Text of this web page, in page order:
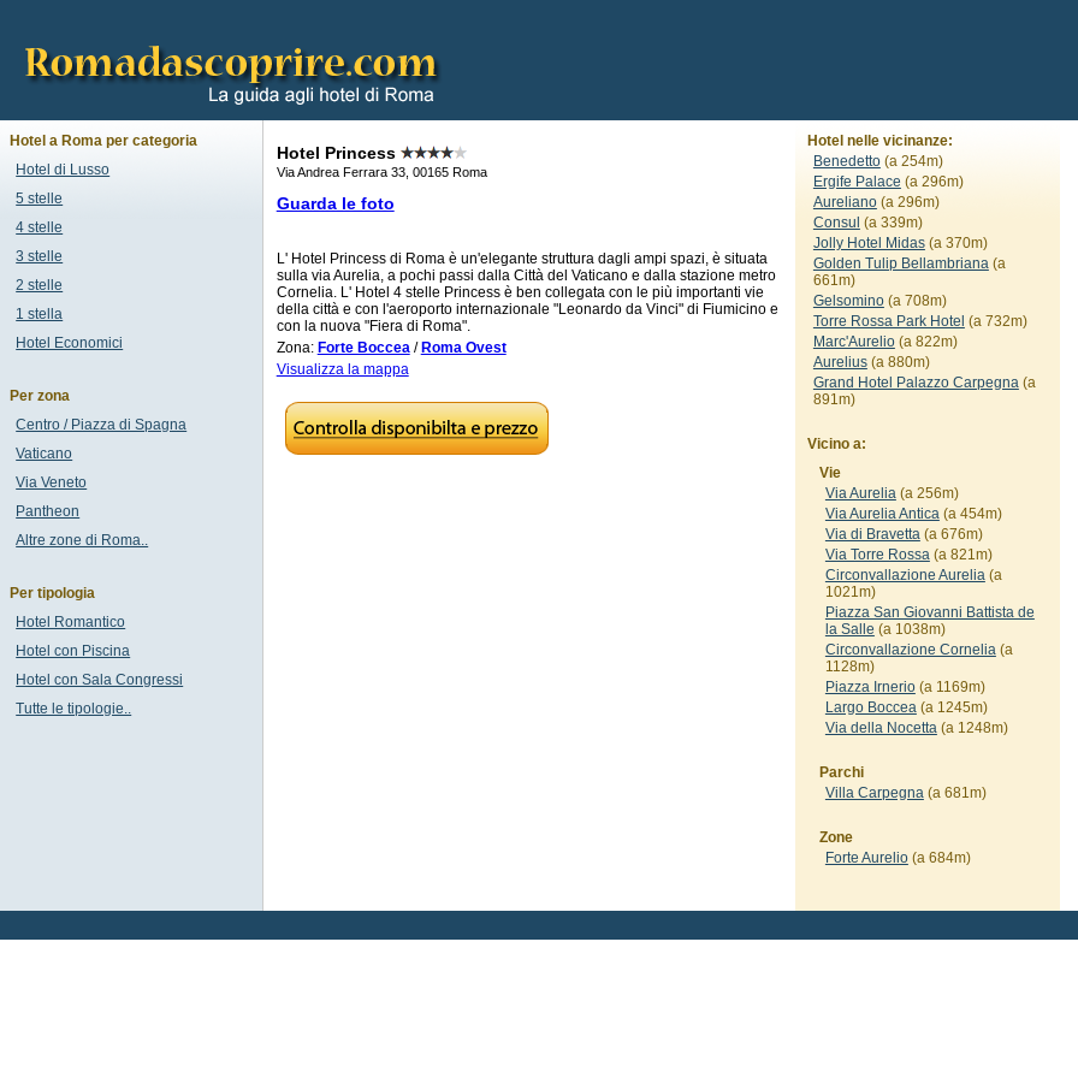
Hotel Princess
Via Andrea Ferrara 33, 00165 Roma
Guarda le foto
L' Hotel Princess di Roma è un'elegante struttura dagli ampi spazi, è situata
sulla via Aurelia, a pochi passi dalla Città del Vaticano e dalla stazione metro
Cornelia. L' Hotel 4 stelle Princess è ben collegata con le più importanti vie
della città e con l'aeroporto internazionale "Leonardo da Vinci" di Fiumicino e
con la nuova "Fiera di Roma".
Zona: Forte Boccea/ Roma Ovest
Visualizza la mappa
Hotel nelle vicinanze:
Benedetto(a 254m)
Ergife Palace (a 296m)
Aureliano(a 296m)
Consul (a 339m)
Jolly Hotel Midas(a 370m)
Golden Tulip Bellambriana(a
661m)
Gelsomino(a 708m)
Torre Rossa Park Hotel (a 732m)
Marc'Aurelio(a 822m)
Aurelius(a 880m)
Grand Hotel Palazzo Carpegna(a
891m)
Vicino a:
Vie
Via Aurelia(a 256m)
Via Aurelia Antica(a 454m)
Via di Bravetta(a 676m)
Via Torre Rossa(a 821m)
Circonvallazione Aurelia(a
1021m)
Piazza San Giovanni Battista de
la Salle (a 1038m)
Circonvallazione Cornelia(a
1128m)
Piazza Irnerio(a 1169m)
Largo Boccea(a 1245m)
Via della Nocetta(a 1248m)
Parchi
Villa Carpegna(a 681m)
Zone
Forte Aurelio(a 684m)
Hotel a Roma per categoria
Hotel di Lusso
5 stelle
4 stelle
3 stelle
2 stelle
1 stella
Hotel Economici
Per zona
Centro / Piazza di Spagna
Vaticano
Via Veneto
Pantheon
Altre zone di Roma..
Per tipologia
Hotel Romantico
Hotel con Piscina
Hotel con Sala Congressi
Tutte le tipologie..